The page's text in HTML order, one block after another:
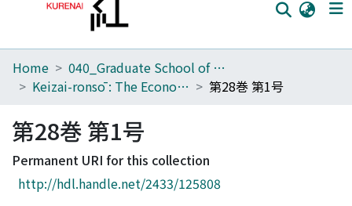
Home
Browse
Download Ranking
Access Statistics
Home
040_Graduate School of Economics
Keizai-ronsō : The Economic Review
第28巻 第1号
第28巻 第1号
Permanent URI for this collection
http://hdl.handle.net/2433/125808